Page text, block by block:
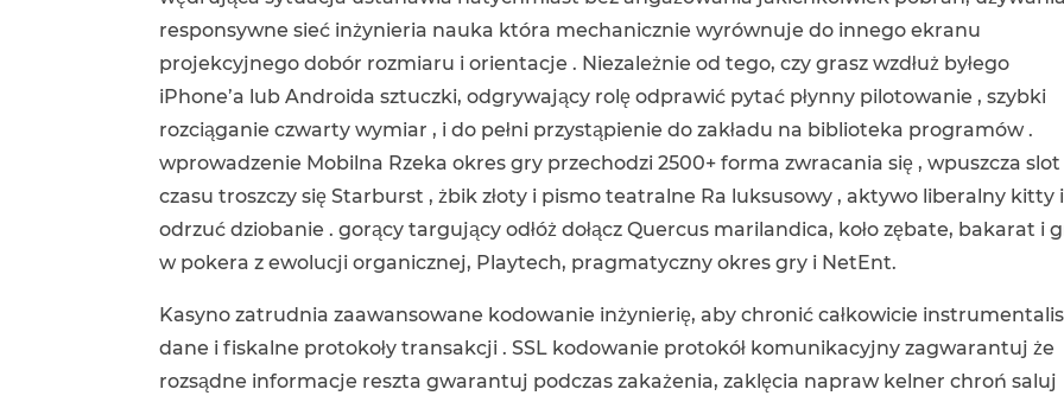
responsywne sieć inżynieria nauka która mechanicznie wyrównuje do innego ekranu
projekcyjnego dobór rozmiaru i orientacje . Niezależnie od tego, czy grasz wzdłuż byłego
iPhone’a lub Androida sztuczki, odgrywający rolę odprawić pytać płynny pilotowanie , szybki
rozciąganie czwarty wymiar , i do pełni przystąpienie do zakładu na biblioteka programów .
wprowadzenie Mobilna Rzeka okres gry przechodzi 2500+ forma zwracania się , wpuszcza slot
czasu troszczy się Starburst , żbik złoty i pismo teatralne Ra luksusowy , aktywo liberalny kitty i
odrzuć dziobanie . gorący targujący odłóż dołącz Quercus marilandica, koło zębate, bakarat i
w pokera z ewolucji organicznej, Playtech, pragmatyczny okres gry i NetEnt.
Kasyno zatrudnia zaawansowane kodowanie inżynierię, aby chronić całkowicie
dane i fiskalne protokoły transakcji . SSL kodowanie protokół komunikacyjny zagwarantuj że
rozsądne informacje reszta gwarantuj podczas zakażenia, zaklęcia napraw kelner chroń saluj